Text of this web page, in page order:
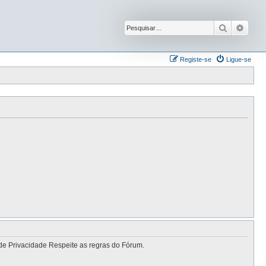
Pesquisar
Ligue-se
Registe-se
Privacidade Respeite as regras do Fórum.